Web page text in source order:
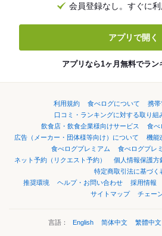
会員登録なし。すぐに
アプリで開く
アプリなら1ヶ月無料でラン
利用規約 食べログについて
携帯
口コミ・ランキングに対する取り組
飲食店・飲食企業様向けサービス
食べ
広告（メーカー・団体様等向け）について
機能
食べログプレミアム
食べログプレ
ネット予約（リクエスト予約）
個人情報保護方
特定商取引法に基づく
推奨環境
ヘルプ・お問い合わせ 採用情報
サイトマップ
チェー
言語： English 简体中文 繁體中文